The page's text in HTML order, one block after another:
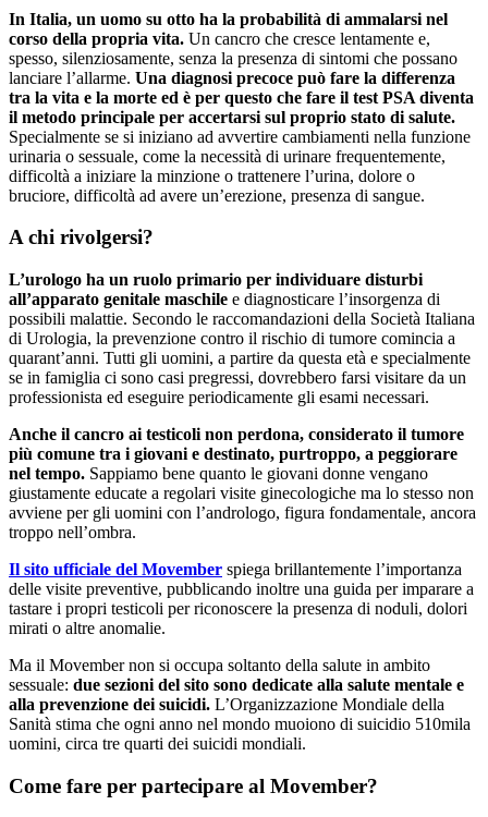
In Italia, un uomo su otto ha la probabilità di ammalarsi nel
corso della propria vita. Un cancro che cresce lentamente e,
spesso, silenziosamente, senza la presenza di sintomi che possano
lanciare l’allarme. Una diagnosi precoce può fare la differenza
tra la vita e la morte ed è per questo che fare il test PSA diventa
il metodo principale per accertarsi sul proprio stato di salute.
Specialmente se si iniziano ad avvertire cambiamenti nella funzione
urinaria o sessuale, come la necessità di urinare frequentemente,
difficoltà a iniziare la minzione o trattenere l’urina, dolore o
bruciore, difficoltà ad avere un’erezione, presenza di sangue.
A chi rivolgersi?
L’urologo ha un ruolo primario per individuare disturbi
all’apparato genitale maschile e diagnosticare l’insorgenza di
possibili malattie. Secondo le raccomandazioni della Società Italiana
di Urologia, la prevenzione contro il rischio di tumore comincia a
quarant’anni. Tutti gli uomini, a partire da questa età e specialmente
se in famiglia ci sono casi pregressi, dovrebbero farsi visitare da un
professionista ed eseguire periodicamente gli esami necessari.
Anche il cancro ai testicoli non perdona, considerato il tumore
più comune tra i giovani e destinato, purtroppo, a peggiorare
nel tempo. Sappiamo bene quanto le giovani donne vengano
giustamente educate a regolari visite ginecologiche ma lo stesso non
avviene per gli uomini con l’andrologo, figura fondamentale, ancora
troppo nell’ombra.
Il sito ufficiale del Movember spiega brillantemente l’importanza
delle visite preventive, pubblicando inoltre una guida per imparare a
tastare i propri testicoli per riconoscere la presenza di noduli, dolori
mirati o altre anomalie.
Ma il Movember non si occupa soltanto della salute in ambito
sessuale: due sezioni del sito sono dedicate alla salute mentale e
alla prevenzione dei suicidi. L’Organizzazione Mondiale della
Sanità stima che ogni anno nel mondo muoiono di suicidio 510mila
uomini, circa tre quarti dei suicidi mondiali.
Come fare per partecipare al Movember?